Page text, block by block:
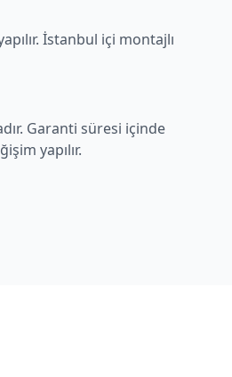
İstanbul içi montajlı
Garanti süresi içinde
yapılır.